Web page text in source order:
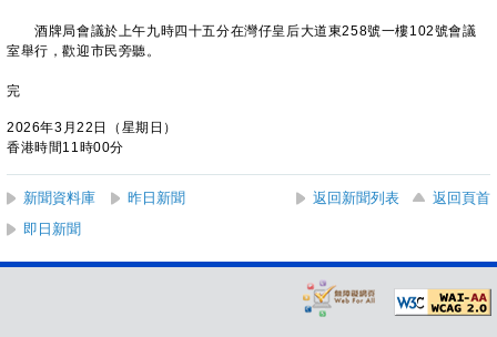
酒牌局會議於上午九時四十五分在灣仔皇后大道東258號一樓102號會議
室舉行，歡迎市民旁聽。
完
2026年3月22日（星期日）
香港時間11時00分
新聞資料庫 昨日新聞 返回新聞列表
返回頁首
即日新聞